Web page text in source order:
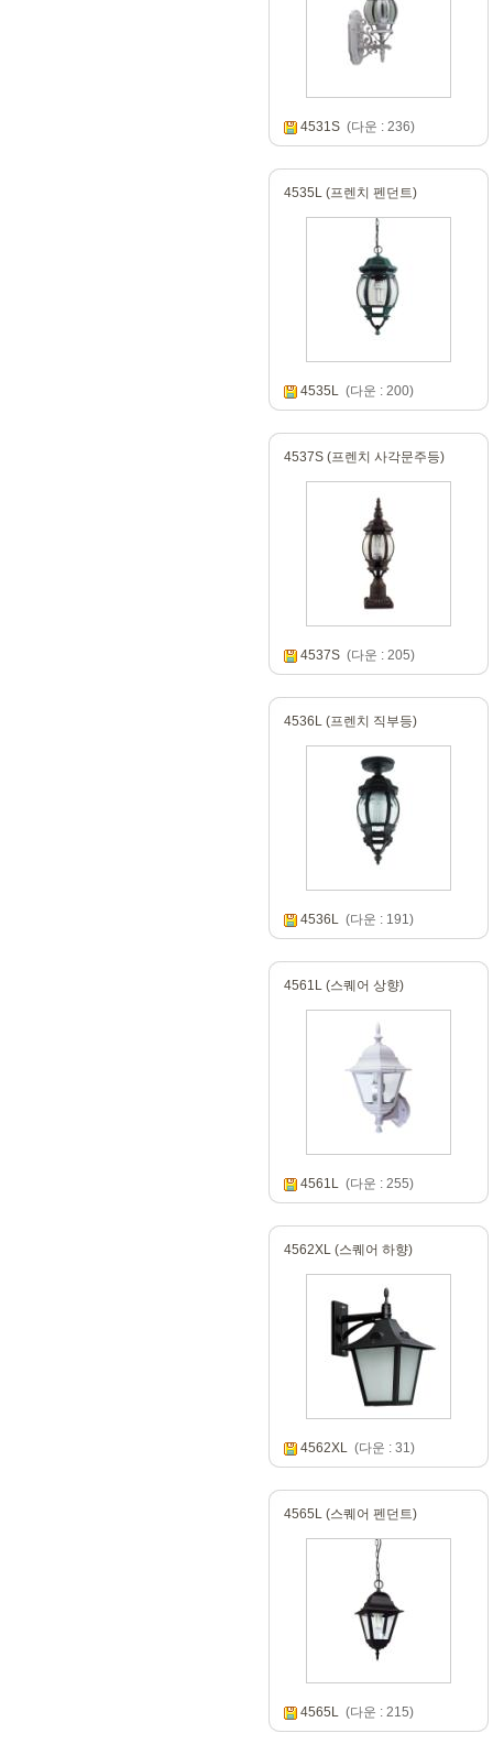
4531S(다운 : 236)
4535L (프렌치 펜던트)
4535L(다운 : 200)
4537S (프렌치 사각문주등)
4537S(다운 : 205)
4536L (프렌치 직부등)
4536L(다운 : 191)
4561L (스퀘어 상향)
4561L(다운 : 255)
4562XL (스퀘어 하향)
4562XL(다운 : 31)
4565L (스퀘어 펜던트)
4565L(다운 : 215)